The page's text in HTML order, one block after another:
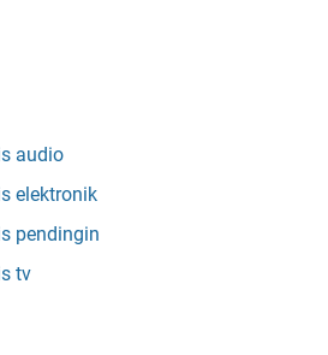
audio
elektronik
pendingin
tv